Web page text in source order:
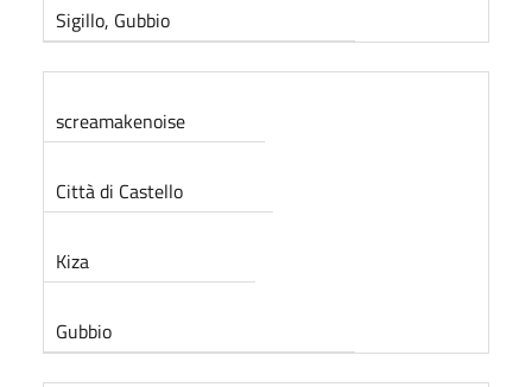
Sigillo, Gubbio
screamakenoise
Città di Castello
Kiza
Gubbio